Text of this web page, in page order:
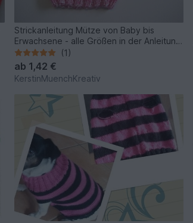
Strickanleitung Mütze von Baby bis
Erwachsene - alle Größen in der Anleitung
vorhanden
(1)
ab 1,42 €
KerstinMuenchKreativ